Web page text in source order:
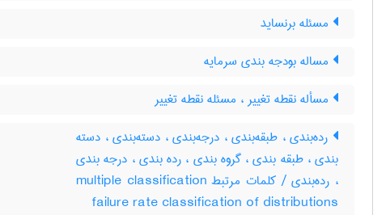
مسئله برنساید
مساله بودجه بندی سرمایه
مسأله نقطه تغییر ، مسئله نقطه تغییر
رده‌بندی ، طبقه‌بندی ، درجه‌بندی ، دسته‌بندی ، دسته
بندی ، طبقه بندی ، گروه بندی ، رده بندی ، درجه بندی
، رده‌بندی / کلمات مرتبط multiple classification
failure rate classification of distributions